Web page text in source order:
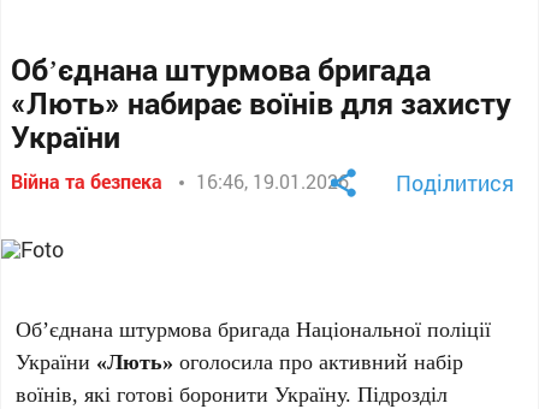
Обʼєднана штурмова бригада
«Лють» набирає воїнів для захисту
України
Війна та безпека 16:46, 19.01.2026 Поділитися
Обʼєднана штурмова бригада Національної поліції
України «Лють» оголосила про активний набір
воїнів, які готові боронити Україну. Підрозділ